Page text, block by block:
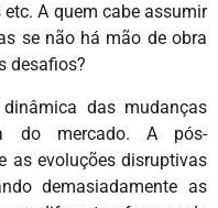
A quem cabe assumir
se não há mão de obra
desafios?
das mudanças
do mercado. A pós-
as evoluções disruptivas
demasiadamente as